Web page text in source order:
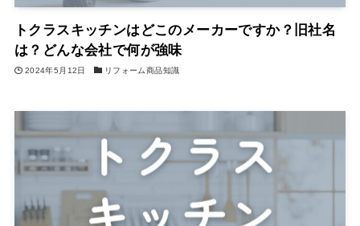
トクラスキッチンはどこのメーカーですか？旧社名
は？どんな会社で何が強味
2024年5月12日 リフォーム商品知識